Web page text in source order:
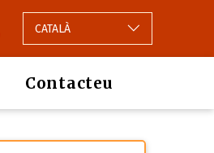
CATALÀ
Contacteu